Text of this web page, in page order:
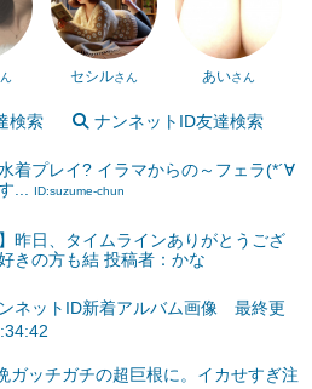
セシルさん あいさん
検索 ナンネットID友達検索
着プレイ? イラマからの～フェラ(*´∀
...
ID:suzume-chun
昨日、タイムラインありがとうござ
きの方も結 投稿者：かな
ンネットID新着アルバム画像 最終更